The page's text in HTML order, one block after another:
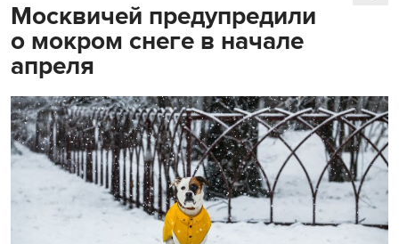
Москвичей предупредили
о мокром снеге в начале
апреля